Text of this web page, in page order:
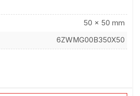
50 x 50 mm
6ZWMG00B350X50